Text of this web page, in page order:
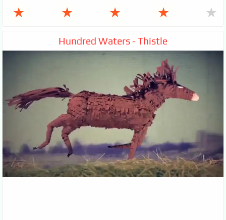
★ ★ ★ ★ ★
Hundred Waters - Thistle